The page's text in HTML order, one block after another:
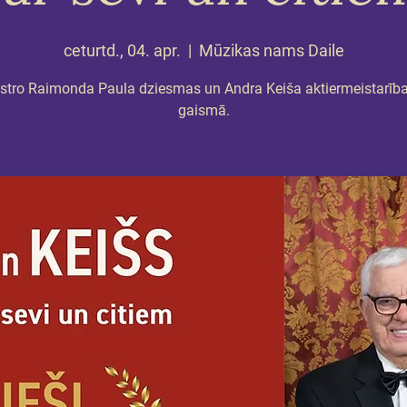
ceturtd., 04. apr.
  |
Mūzikas nams Daile
Raimonda Paula dziesmas un Andra Keiša
gaismā.